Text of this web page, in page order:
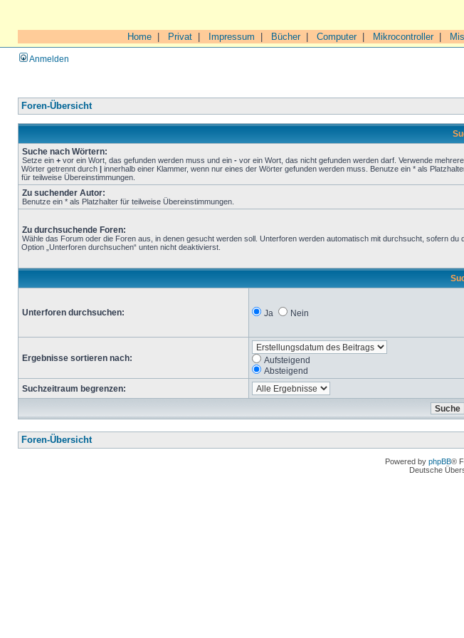
Home Privat Impressum Bücher| Computer| Mikrocontroller|
Anmelden
Foren-Übersicht
Suche nach Wörtern:
Setze ein + vor ein Wort, das gefunden werden muss und ein - vor ein Wort, das nicht gefunden werden darf. Verwende mehrere
Wörter getrennt durch | innerhalb einer Klammer, wenn nur eines der Wörter gefunden werden muss. Benutze ein * als
für teilweise Übereinstimmungen.
Zu suchender Autor:
Benutze ein * als Platzhalter für teilweise Übereinstimmungen.
Zu durchsuchende Foren:
Wähle das Forum oder die Foren aus, in denen gesucht werden soll. Unterforen werden automatisch mit durchsucht, sofern du
Option „Unterforen durchsuchen“ unten nicht deaktivierst.
Unterforen durchsuchen: Ja Nein
Ergebnisse sortieren nach:
Aufsteigend
Absteigend
Suchzeitraum begrenzen:
Foren-Übersicht
Powered by phpBB®
Deutsche